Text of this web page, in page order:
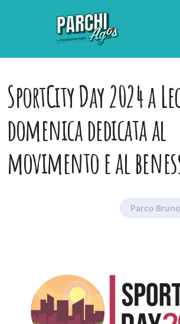
SportCity Day 2024 a
domenica dedicata al
movimento e al
Parco